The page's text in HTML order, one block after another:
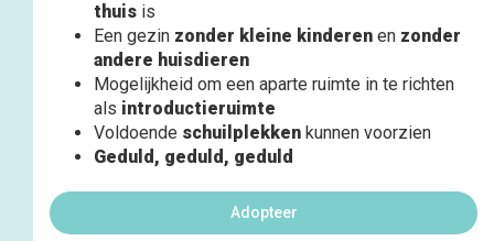
thuis is
Een gezin zonder kleine kinderen en zonder
andere huisdieren
Mogelijkheid om een aparte ruimte in te richten
als introductieruimte
Voldoende schuilplekken kunnen voorzien
Geduld, geduld, geduld
Adopteer